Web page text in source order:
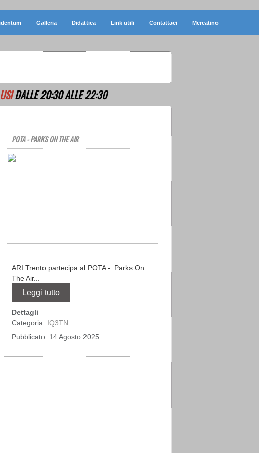
Galleria Didattica Link utili Contattaci Mercatino
DALLE 20:30 ALLE 22:30
POTA - PARKS ON THE AIR
ARI Trento partecipa al POTA - Parks On
The Air...
Leggi tutto
Dettagli
Categoria: IQ3TN
Pubblicato: 14 Agosto 2025